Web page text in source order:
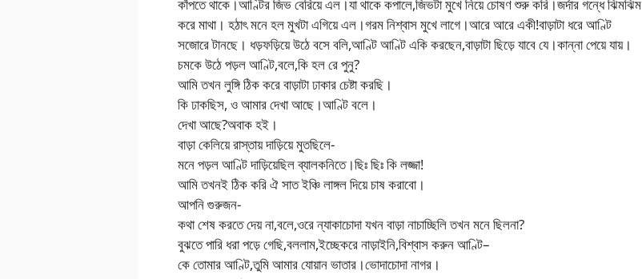
কাঁপতে থাকে।আণ্টির জিভ বেরিয়ে এল।যা থাকে কপালে,জিভটা মুখে নিয়ে চোষণ শুরু করি।জর্দার গন্ধে ঝিমঝিম
করে মাথা। হঠাৎ মনে হল মুখটা এগিয়ে এল।গরম নিশ্বাস মুখে লাগে।আরে আরে একী!বাড়াটা ধরে আণ্টি
সজোরে টানছে। ধড়ফড়িয়ে উঠে বসে বলি,আণ্টি আণ্টি একি করছেন,বাড়াটা ছিড়ে যাবে যে।কান্না পেয়ে যায়।
চমকে উঠে পড়ল আণ্টি,বলে,কি হল রে পুনু?
আমি তখন লুঙ্গি ঠিক করে বাড়াটা ঢাকার চেষ্টা করছি।
কি ঢাকছিস, ও আমার দেখা আছে।আণ্টি বলে।
দেখা আছে?অবাক হই।
বাড়া কেলিয়ে রাস্তায় দাড়িয়ে মুতছিলে-
মনে পড়ল আণ্টি দাড়িয়েছিল ব্যালকনিতে।ছিঃ ছিঃ কি লজ্জা!
আমি তখনই ঠিক করি ঐ সাত ইঞ্চি লাঙ্গল দিয়ে চাষ করাবো।
আপনি গুরুজন-
কথা শেষ করতে দেয় না,বলে,ওরে ন্যাকাচোদা যখন বাড়া নাচাচ্ছিলি তখন মনে ছিলনা?
বুঝতে পারি ধরা পড়ে গেছি,বললাম,ইচ্ছেকরে নাড়াইনি,বিশ্বাস করুন আণ্টি–
কে তোমার আণ্টি,তুমি আমার যোয়ান ভাতার।ভোদাচোদা নাগর।